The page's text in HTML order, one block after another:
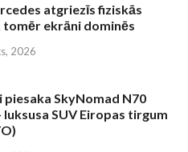
atgriezīs fiziskās
tomēr ekrāni dominēs
2026
piesaka SkyNomad N70
luksusa SUV Eiropas tirgum